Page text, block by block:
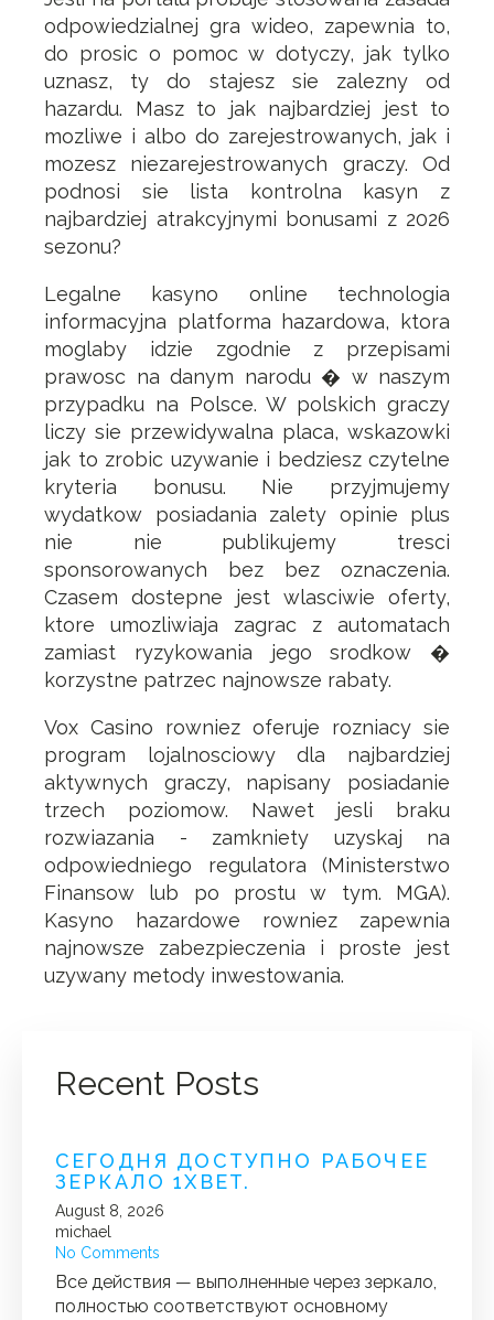
odpowiedzialnej gra wideo, zapewnia to,
do prosic o pomoc w dotyczy, jak tylko
uznasz, ty do stajesz sie zalezny od
hazardu. Masz to jak najbardziej jest to
mozliwe i albo do zarejestrowanych, jak i
mozesz niezarejestrowanych graczy. Od
podnosi sie lista kontrolna kasyn z
najbardziej atrakcyjnymi bonusami z 2026
sezonu?
Legalne kasyno online technologia
informacyjna platforma hazardowa, ktora
moglaby idzie zgodnie z przepisami
prawosc na danym narodu � w naszym
przypadku na Polsce. W polskich graczy
liczy sie przewidywalna placa, wskazowki
jak to zrobic uzywanie i bedziesz czytelne
kryteria bonusu. Nie przyjmujemy
wydatkow posiadania zalety opinie plus
nie nie publikujemy tresci
sponsorowanych bez bez oznaczenia.
Czasem dostepne jest wlasciwie oferty,
ktore umozliwiaja zagrac z automatach
zamiast ryzykowania jego srodkow �
korzystne patrzec najnowsze rabaty.
Vox Casino rowniez oferuje rozniacy sie
program lojalnosciowy dla najbardziej
aktywnych graczy, napisany posiadanie
trzech poziomow. Nawet jesli braku
rozwiazania - zamkniety uzyskaj na
odpowiedniego regulatora (Ministerstwo
Finansow lub po prostu w tym. MGA).
Kasyno hazardowe rowniez zapewnia
najnowsze zabezpieczenia i proste jest
uzywany metody inwestowania.
Recent Posts
СЕГОДНЯ ДОСТУПНО РАБОЧЕЕ
ЗЕРКАЛО 1XBET.
August 8, 2026
michael
No Comments
Все действия — выполненные через зеркало,
полностью соответствуют основному